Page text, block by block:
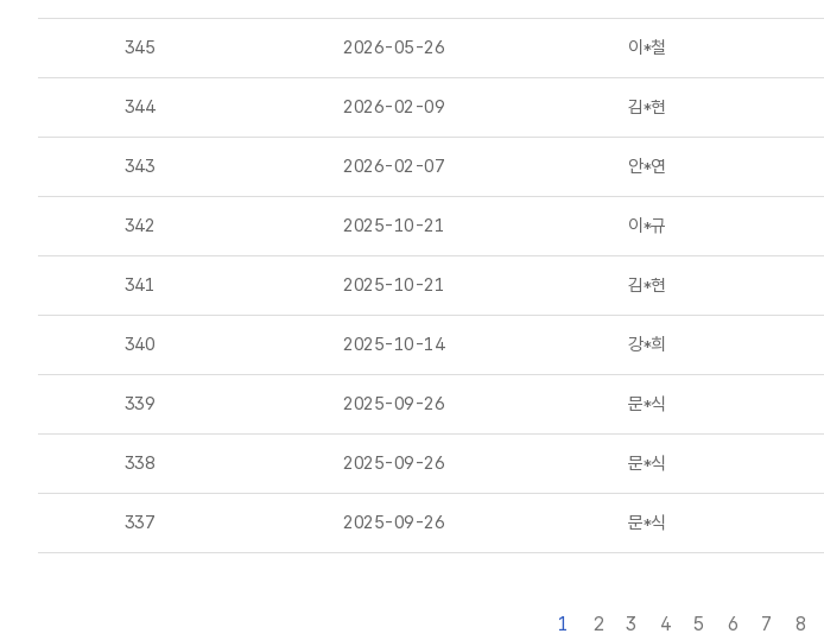
345 2026-05-26 이*철
344 2026-02-09 김*현
343 2026-02-07 안*연
342 2025-10-21 이*규
341 2025-10-21 김*현
340 2025-10-14 강*희
339 2025-09-26 문*식
338 2025-09-26 문*식
337 2025-09-26 문*식
1 2 3 4 5 6 7 8